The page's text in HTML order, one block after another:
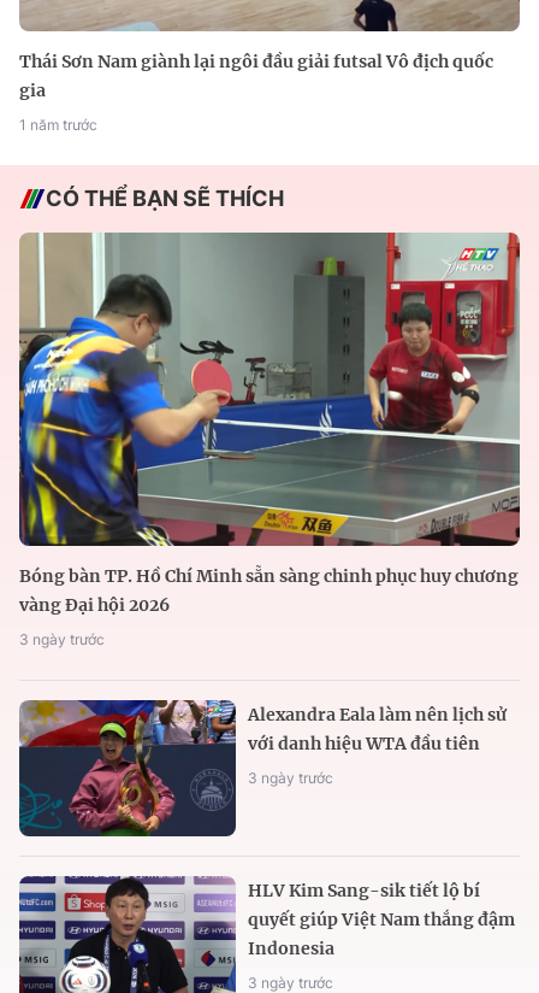
Thái Sơn Nam giành lại ngôi đầu giải futsal Vô địch quốc
gia
1 năm trước
CÓ THỂ BẠN SẼ THÍCH
Bóng bàn TP. Hồ Chí Minh sẵn sàng chinh phục huy chương
vàng Đại hội 2026
3 ngày trước
Alexandra Eala làm nên lịch sử
với danh hiệu WTA đầu tiên
3 ngày trước
HLV Kim Sang-sik tiết lộ bí
quyết giúp Việt Nam thắng đậm
Indonesia
3 ngày trước